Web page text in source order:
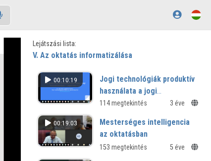
Lejátszási lista:
V. Az oktatás informatizálása
00:10:19
Jogi technológiák produktív
használata a jogi
felsőoktatásban - Jogklinka
114 megtekintés 3 éve
00:19:03
Mesterséges intelligencia
az oktatásban
153 megtekintés 5 éve